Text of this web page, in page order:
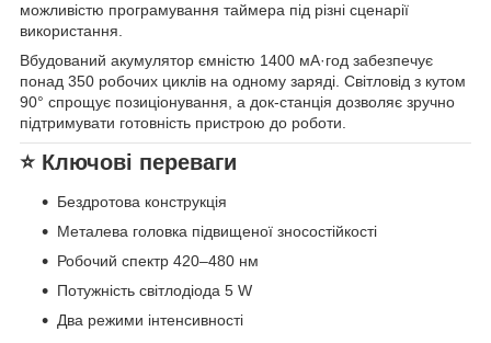
можливістю програмування таймера під різні сценарії
використання.
Вбудований акумулятор ємністю 1400 мА·год забезпечує
понад 350 робочих циклів на одному заряді. Світловід з кутом
90° спрощує позиціонування, а док-станція дозволяє зручно
підтримувати готовність пристрою до роботи.
⭐ Ключові переваги
Бездротова конструкція
Металева головка підвищеної зносостійкості
Робочий спектр 420–480 нм
Потужність світлодіода 5 W
Два режими інтенсивності